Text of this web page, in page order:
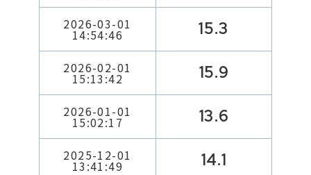
2026-03-01
14:54:46 15.3
2026-02-01
15:13:42 15.9
2026-01-01
15:02:17 13.6
2025-12-01
13:41:49 14.1